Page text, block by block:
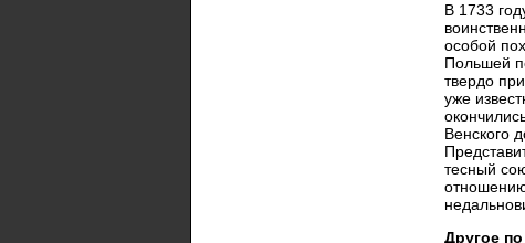
В 1733
особой
Польшей
твердо
уже
Венского
тесный
Другое